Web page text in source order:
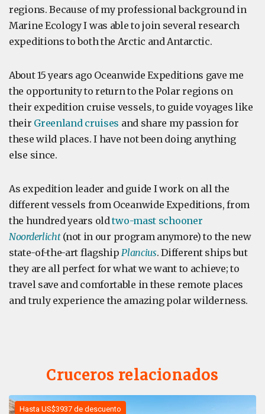
regions. Because of my professional background in
Marine Ecology I was able to join several research
expeditions to both the Arctic and Antarctic.
About 15 years ago Oceanwide Expeditions gave me
the opportunity to return to the Polar regions on
their expedition cruise vessels, to guide voyages like
their Greenland cruises and share my passion for
these wild places. I have not been doing anything
else since.
As expedition leader and guide I work on all the
different vessels from Oceanwide Expeditions, from
the hundred years oldtwo-mast schooner
Noorderlicht(not in our program anymore) to the new
state-of-the-art flagshipPlancius. Different ships but
they are all perfect for what we want to achieve; to
travel save and comfortable in these remote places
and truly experience the amazing polar wilderness.
Cruceros relacionados
Hasta US$3937 de descuento